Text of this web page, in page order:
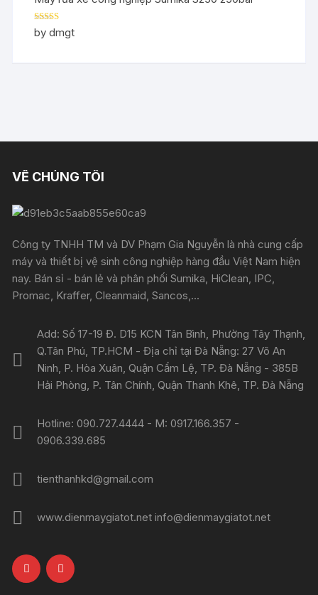
Rated5out
of 5
by dmgt
VỀ CHÚNG TÔI
Công ty TNHH TM và DV Phạm Gia Nguyễn là nhà cung cấp
máy và thiết bị vệ sinh công nghiệp hàng đầu Việt Nam hiện
nay. Bán sỉ - bán lẻ và phân phối Sumika, HiClean, IPC,
Promac, Kraffer, Cleanmaid, Sancos,...
Add: Số 17-19 Đ. D15 KCN Tân Bình, Phường Tây Thạnh,
Q.Tân Phú, TP.HCM - Địa chỉ tại Đà Nẵng: 27 Võ An
Ninh, P. Hòa Xuân, Quận Cẩm Lệ, TP. Đà Nẵng - 385B
Hải Phòng, P. Tân Chính, Quận Thanh Khê, TP. Đà Nẵng
Hotline: 090.727.4444 - M: 0917.166.357 -
0906.339.685
tienthanhkd@gmail.com
www.dienmaygiatot.net info@dienmaygiatot.net